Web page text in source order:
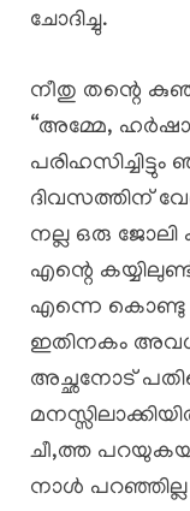
ചോദിച്ചു.
നീതു തന്റെ
“അമ്മേ,
ദിവസത്തിന്
നല്ല ഒരു ജോലി
എന്റെ
എന്നെ കൊണ്ടു
ഇതിനകം
അച്ഛനോട്
ചീ,ത്ത
നാൾ